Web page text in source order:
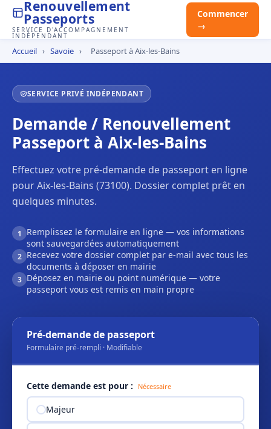
Renouvellement
Passeports
SERVICE D'ACCOMPAGNEMENT
INDÉPENDANT
Commencer
→
Accueil › Savoie › Passeport à Aix-les-Bains
SERVICE PRIVÉ INDÉPENDANT
Demande / Renouvellement
Passeport à Aix-les-Bains
Effectuez votre pré-demande de passeport en ligne
pour Aix-les-Bains (73100). Dossier complet prêt en
quelques minutes.
1
Remplissez le formulaire en ligne — vos informations
sont sauvegardées automatiquement
2 Recevez votre dossier complet par e-mail avec tous les
documents à déposer en mairie
3 Déposez en mairie ou point numérique — votre
passeport vous est remis en main propre
Pré-demande de passeport
Formulaire pré-rempli · Modifiable
Cette demande est pour : Nécessaire
Majeur